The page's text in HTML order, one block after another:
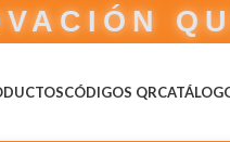
CÓDIGOS QR